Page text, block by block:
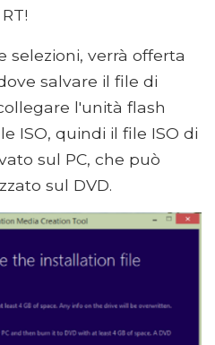
selezioni, verrà offerta
salvare il file di
l'unità flash
ISO, quindi il file ISO di
sul PC, che può
sul DVD.